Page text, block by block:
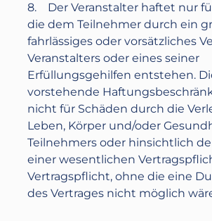
8. Der Veranstalter haftet nur
die dem Teilnehmer durch ein
fahrlässiges oder vorsätzliches
Veranstalters oder eines seiner
Erfüllungsgehilfen entstehen.
vorstehende
nicht für Schäden durch die
Leben, Körper und/oder
Teilnehmers oder hinsichtlich
einer wesentlichen
Vertragspflicht, ohne die eine
des Vertrages nicht möglich